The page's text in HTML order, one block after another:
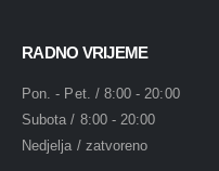
RADNO VRIJEME
Pon. - Pet. / 8:00 - 20:00
Subota / 8:00 - 20:00
Nedjelja / zatvoreno